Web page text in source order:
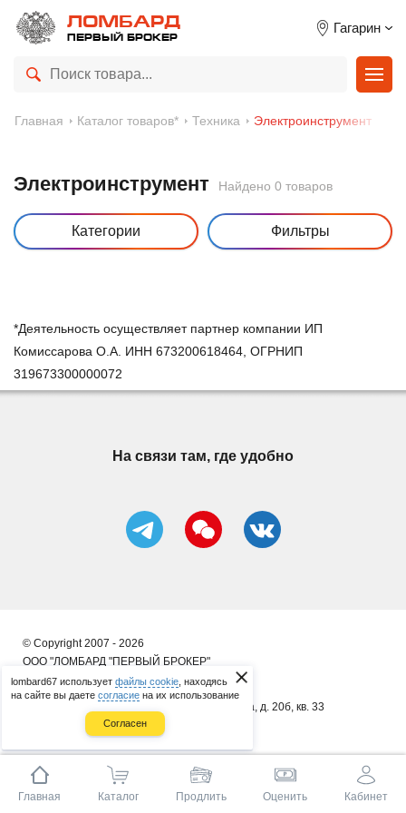
ЛОМБАРД
ПЕРВЫЙ БРОКЕР
Гагарин
Главная Каталог товаров* Техника Электроинструмент
Электроинструмент Найдено 0 товаров
Категории Фильтры
*Деятельность осуществляет партнер компании ИП
Комиссарова О.А. ИНН 673200618464, ОГРНИП
319673300000072
lombard67 использует файлы cookie , находясь
на сайте вы даете согласие на их использование
Согласен
На связи там, где удобно
© Copyright 2007 - 2026
ООО "ЛОМБАРД "ПЕРВЫЙ БРОКЕР"
ИП Сергеенков А. В.
почт. адрес: 214014, г. Смоленск, ул. 8 Марта, д. 20б, кв. 33
ОГРНИП 314673323400086
Главная Каталог Продлить Оценить Кабинет